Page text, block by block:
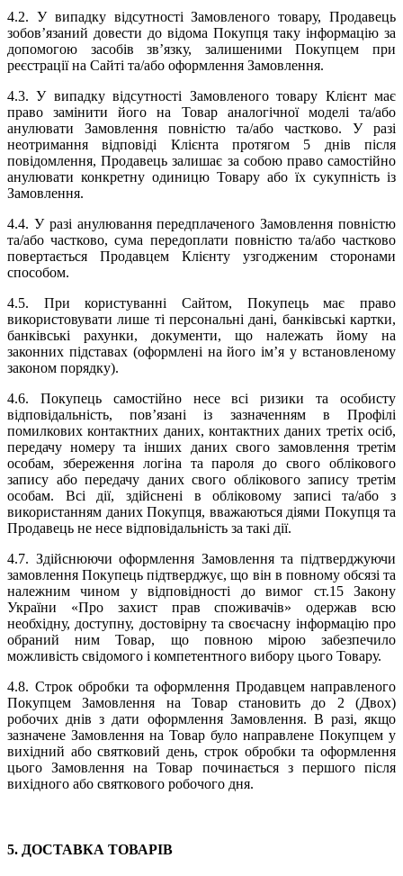
4.2. У випадку відсутності Замовленого товару, Продавець
зобов’язаний довести до відома Покупця таку інформацію за
допомогою засобів зв’язку, залишеними Покупцем при
реєстрації на Сайті та/або оформлення Замовлення.
4.3. У випадку відсутності Замовленого товару Клієнт має
право замінити його на Товар аналогічної моделі та/або
анулювати Замовлення повністю та/або частково. У разі
неотримання відповіді Клієнта протягом 5 днів після
повідомлення, Продавець залишає за собою право самостійно
анулювати конкретну одиницю Товару або їх сукупність із
Замовлення.
4.4. У разі анулювання передплаченого Замовлення повністю
та/або частково, сума передоплати повністю та/або частково
повертається Продавцем Клієнту узгодженим сторонами
способом.
4.5. При користуванні Сайтом, Покупець має право
використовувати лише ті персональні дані, банківські картки,
банківські рахунки, документи, що належать йому на
законних підставах (оформлені на його ім’я у встановленому
законом порядку).
4.6. Покупець самостійно несе всі ризики та особисту
відповідальність, пов’язані із зазначенням в Профілі
помилкових контактних даних, контактних даних третіх осіб,
передачу номеру та інших даних свого замовлення третім
особам, збереження логіна та пароля до свого облікового
запису або передачу даних свого облікового запису третім
особам. Всі дії, здійснені в обліковому записі та/або з
використанням даних Покупця, вважаються діями Покупця та
Продавець не несе відповідальність за такі дії.
4.7. Здійснюючи оформлення Замовлення та підтверджуючи
замовлення Покупець підтверджує, що він в повному обсязі та
належним чином у відповідності до вимог ст.15 Закону
України «Про захист прав споживачів» одержав всю
необхідну, доступну, достовірну та своєчасну інформацію про
обраний ним Товар, що повною мірою забезпечило
можливість свідомого і компетентного вибору цього Товару.
4.8. Строк обробки та оформлення Продавцем направленого
Покупцем Замовлення на Товар становить до 2 (Двох)
робочих днів з дати оформлення Замовлення. В разі, якщо
зазначене Замовлення на Товар було направлене Покупцем у
вихідний або святковий день, строк обробки та оформлення
цього Замовлення на Товар починається з першого після
вихідного або святкового робочого дня.
5. ДОСТАВКА ТОВАРІВ